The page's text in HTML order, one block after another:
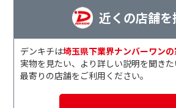
近くの店舗を
デンキチは埼玉県下業界ナンバーワン
実物を見たい、より詳しい説明を聞き
最寄りの店舗をご利用ください。